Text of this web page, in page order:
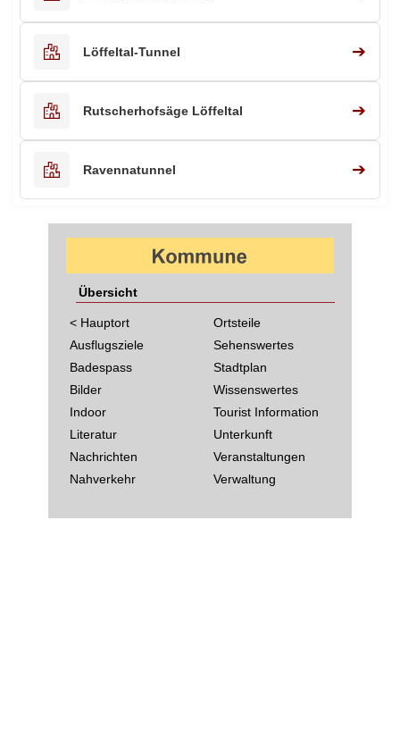
Löffeltal-Tunnel ➔
Rutscherhofsäge Löffeltal ➔
Ravennatunnel ➔
Übersicht
< Hauptort
Ausflugsziele
Badespass
Bilder
Indoor
Literatur
Nachrichten
Nahverkehr
Ortsteile
Sehenswertes
Stadtplan
Wissenswertes
Tourist Information
Unterkunft
Veranstaltungen
Verwaltung